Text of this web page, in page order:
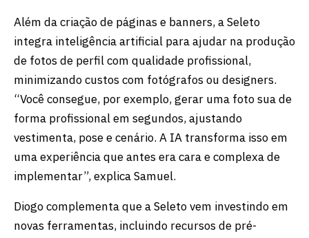
Além da criação de páginas e banners, a Seleto
integra inteligência artificial para ajudar na produção
de fotos de perfil com qualidade profissional,
minimizando custos com fotógrafos ou designers.
“Você consegue, por exemplo, gerar uma foto sua de
forma profissional em segundos, ajustando
vestimenta, pose e cenário. A IA transforma isso em
uma experiência que antes era cara e complexa de
implementar”, explica Samuel.
Diogo complementa que a Seleto vem investindo em
novas ferramentas, incluindo recursos de pré-